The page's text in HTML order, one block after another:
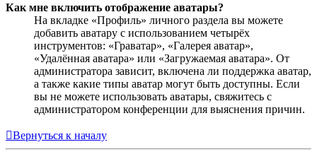
Как мне включить отображение аватары?
На вкладке «Профиль» личного раздела вы можете
добавить аватару с использованием четырёх
инструментов: «Граватар», «Галерея аватар»,
«Удалённая аватара» или «Загружаемая аватара». От
администратора зависит, включена ли поддержка аватар,
а также какие типы аватар могут быть доступны. Если
вы не можете использовать аватары, свяжитесь с
администратором конференции для выяснения причин.
Вернуться к началу